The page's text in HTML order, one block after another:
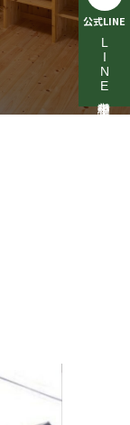
公式LINE
LINE相談受付中